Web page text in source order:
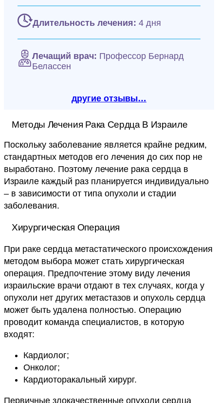
Длительность лечения: 4 дня
Лечащий врач: Профессор Бернард
Белассен
другие отзывы…
Методы Лечения Рака Сердца В Израиле
Поскольку заболевание является крайне редким,
стандартных методов его лечения до сих пор не
выработано. Поэтому лечение рака сердца в
Израиле каждый раз планируется индивидуально
– в зависимости от типа опухоли и стадии
заболевания.
Хирургическая Операция
При раке сердца метастатического происхождения
методом выбора может стать хирургическая
операция. Предпочтение этому виду лечения
израильские врачи отдают в тех случаях, когда у
опухоли нет других метастазов и опухоль сердца
может быть удалена полностью. Операцию
проводит команда специалистов, в которую
входят:
Кардиолог;
Онколог;
Кардиоторакальный хирург.
Первичные злокачественные опухоли сердца